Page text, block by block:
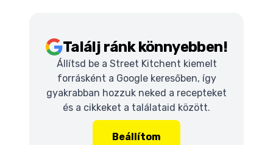
Találj ránk könnyebben!
Állítsd be a Street Kitchent kiemelt
forrásként a Google keresőben, így
gyakrabban hozzuk neked a recepteket
és a cikkeket a találataid között.
Beállítom